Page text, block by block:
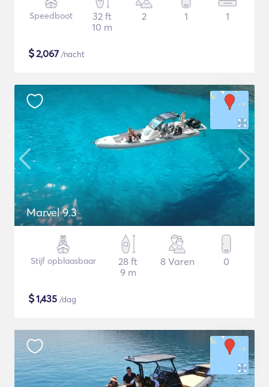
Speedboot
32 ft
10 m
2 1 1
$2,067 /nacht
Marvel 9.3
Stijf opblaasbaar
28 ft
9 m
8 Varen 0
$1,435 /dag